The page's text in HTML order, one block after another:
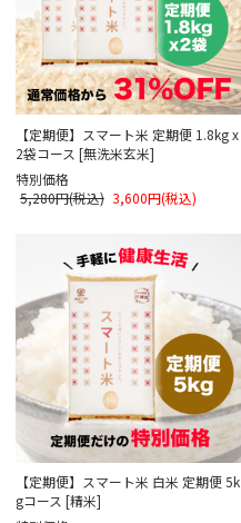
【定期便】スマート米 定期便 1.8kg x
2袋コース [無洗米玄米]
特別価格
5,280円(税込) 3,600円(税込)
【定期便】スマート米 白米 定期便 5k
gコース [精米]